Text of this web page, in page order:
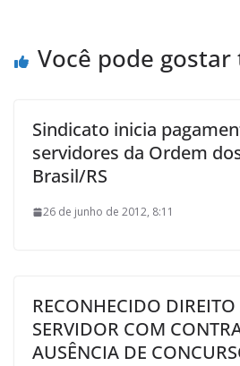
Você pode
Sindicato inicia
servidores da Ordem
Brasil/RS
26 de junho de 2012, 8:11
RECONHECIDO DIREITO
SERVIDOR COM
AUSÊNCIA DE